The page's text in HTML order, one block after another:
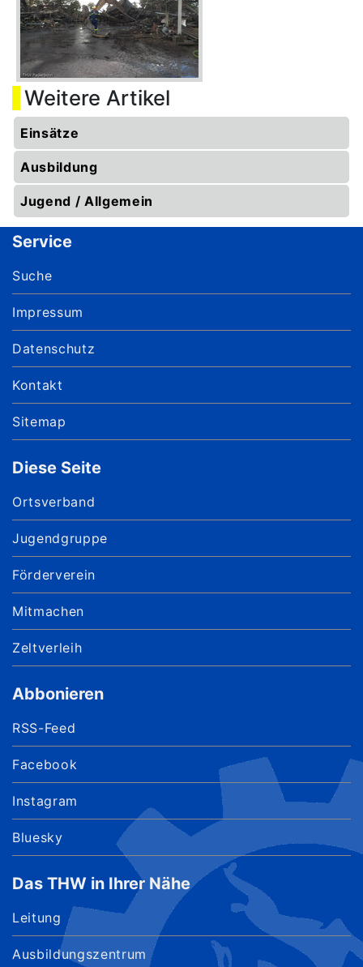
Weitere Artikel
Einsätze
Ausbildung
Jugend / Allgemein
Service
Suche
Impressum
Datenschutz
Kontakt
Sitemap
Diese Seite
Ortsverband
Jugendgruppe
Förderverein
Mitmachen
Zeltverleih
Abbonieren
RSS-Feed
Facebook
Instagram
Bluesky
Das THW in Ihrer Nähe
Leitung
Ausbildungszentrum